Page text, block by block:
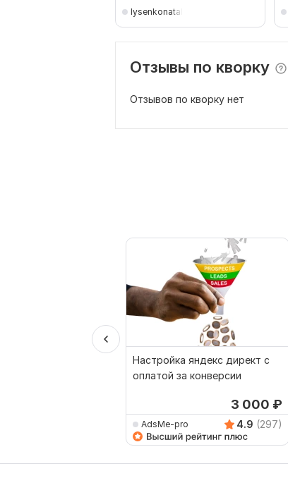
lysenkonataliya87
Отзывы по кворку
Отзывов по кворку нет
Настройка яндекс директ с
оплатой за конверсии
3 000 ₽
AdsMe-pro 4.9 (297)